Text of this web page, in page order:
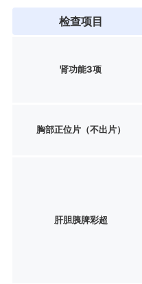
检查项目
肾功能3项
胸部正位片（不出片）
肝胆胰脾彩超